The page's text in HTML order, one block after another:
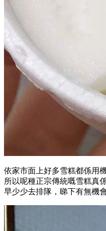
依家市面上好多雪糕都係用
所以呢種正宗傳統嘅雪糕真
早少少去排隊，睇下有無機